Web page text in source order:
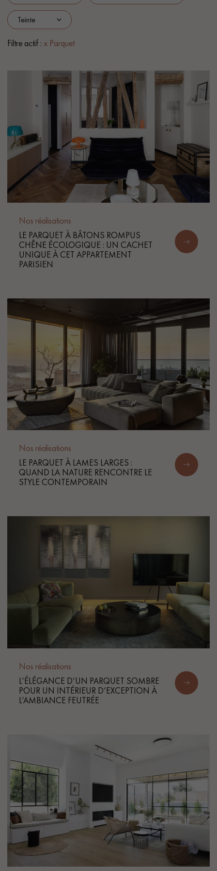
PARQUET VIEILLI
Nos conseillers sont disponibles au
022 310 07 84
VOUS AVEZ UN PROJET ?
pas dans le choix et la pose de votre parquet.
Demandez un rendez-vous personnalisé
Obtenez un devis gratuit !
Filtre actif : x Parquet
Nos réalisations
LE PARQUET À BÂTONS ROMPUS
CHÊNE ÉCOLOGIQUE : UN CACHET
UNIQUE À CET APPARTEMENT
PARISIEN
Nos réalisations
LE PARQUET À LAMES LARGES :
QUAND LA NATURE RENCONTRE LE
STYLE CONTEMPORAIN
Nos réalisations
L’ÉLÉGANCE D’UN PARQUET SOMBRE
POUR UN INTÉRIEUR D’EXCEPTION À
L’AMBIANCE FEUTRÉE